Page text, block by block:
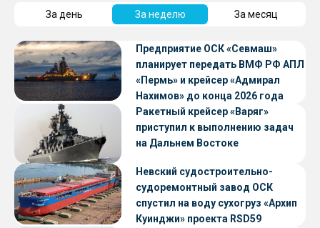
За день За неделю За месяц
Предприятие ОСК «Севмаш»
планирует передать ВМФ РФ АПЛ
«Пермь» и крейсер «Адмирал
Нахимов» до конца 2026 года
Ракетный крейсер «Варяг»
приступил к выполнению задач
на Дальнем Востоке
Невский судостроительно-
судоремонтный завод ОСК
спустил на воду сухогруз «Архип
Куинджи» проекта RSD59